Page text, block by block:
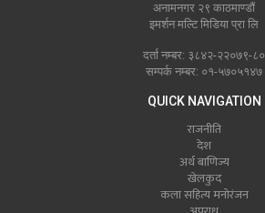
अनामनगर २९ काठमाण्डौं
इमर्शन मल्टि मिडिया प्रा लि
दर्ता नम्बर: ३८४२-२२०७९-८०
सम्पर्क नम्बर: ०१-५७०५१४७
QUICK NAVIGATION
राजनीति
देश
अर्थ बाणिज्य
खेलकुद
कला सहित्य मनोरंजन